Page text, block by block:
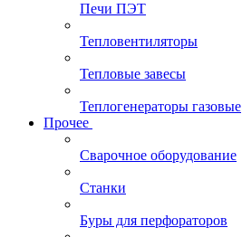
Печи ПЭТ
Тепловентиляторы
Тепловые завесы
Теплогенераторы газовые
Прочее
Сварочное оборудование
Станки
Буры для перфораторов